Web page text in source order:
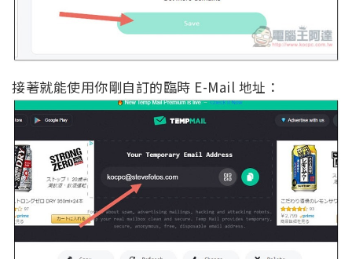
接著就能使用你剛自訂的臨時 E-Mail 地址：